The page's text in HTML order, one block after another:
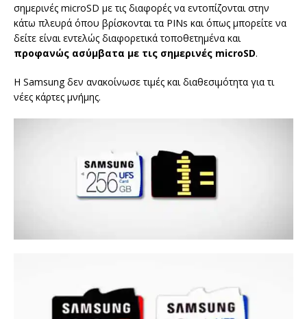
σημερινές microSD με τις διαφορές να εντοπίζονται στην
κάτω πλευρά όπου βρίσκονται τα PINs και όπως μπορείτε να
δείτε είναι εντελώς διαφορετικά τοποθετημένα και
προφανώς ασύμβατα με τις σημερινές microSD.
Η Samsung δεν ανακοίνωσε τιμές και διαθεσιμότητα για τι
νέες κάρτες μνήμης.